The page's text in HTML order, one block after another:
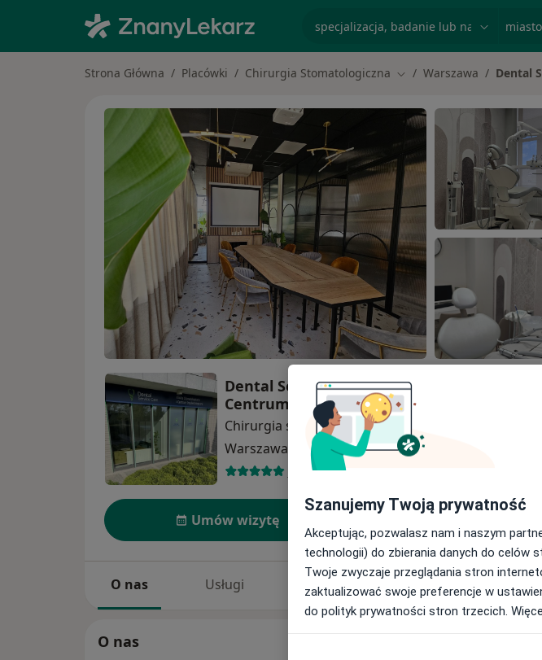
Strona Główna Placówki Chirurgia Stomatologiczna Zmień miasto
Warszawa Dental
Dental Service Care Klinika Stomatologiczna
Centrum Implantologiczne
Chirurgia stomatologiczna
Warszawa
1 adres
33 opinie
Umów wizytę
O nas Usługi Specjaliści Adresy
O nas
Szanujemy Twoją prywatność
Akceptując, pozwalasz nam i naszym
technologii) do zbierania danych do celów
Twoje zwyczaje przeglądania stron
zaktualizować swoje preferencje w
do polityk prywatności stron trzecich.